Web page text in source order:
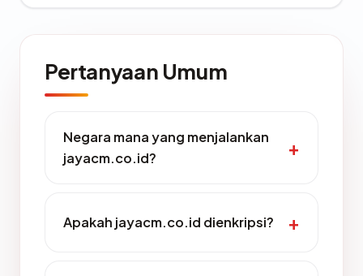
Pertanyaan Umum
Negara mana yang menjalankan
jayacm.co.id?
Apakah jayacm.co.id dienkripsi?